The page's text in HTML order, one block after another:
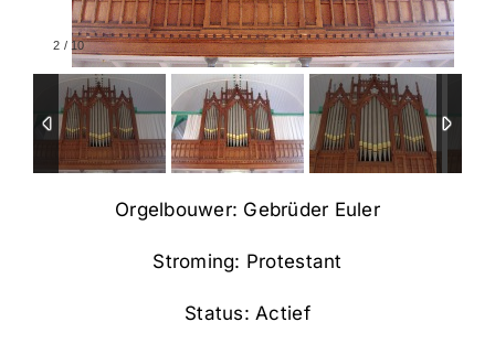
2 / 10
Orgelbouwer: Gebrüder Euler
Stroming: Protestant
Status: Actief